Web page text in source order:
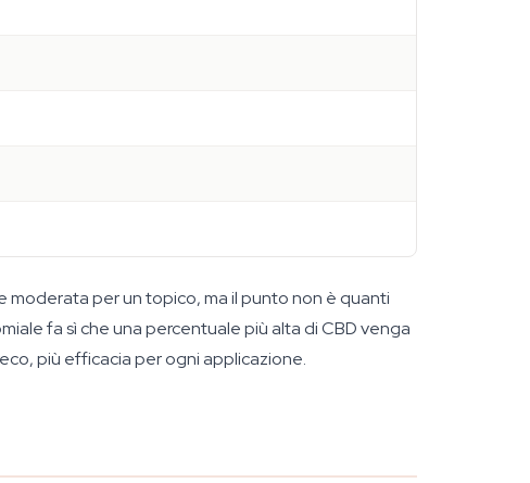
moderata per un topico, ma il punto non è quanti
fa sì che una percentuale più alta di CBD venga
più efficacia per ogni applicazione.